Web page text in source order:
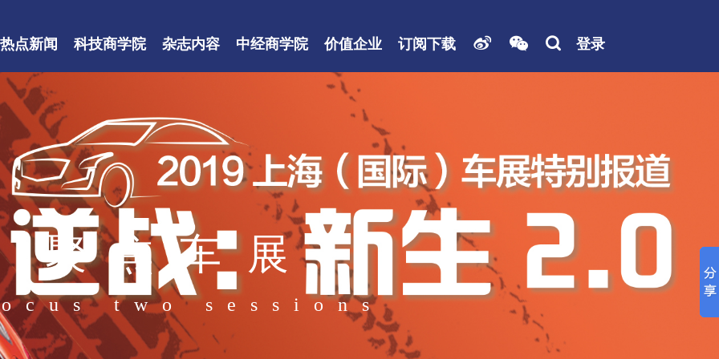
热点新闻 科技商学院 杂志内容 中经商学院 价值企业 订阅下载    登录
聚焦车展
two sessions